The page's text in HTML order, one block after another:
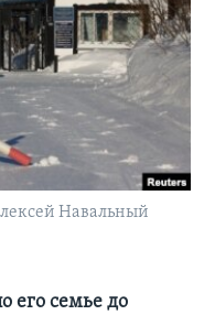
Навальный
его семье до